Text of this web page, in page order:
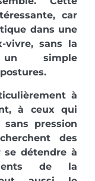
car
dans une
vivre, sans la
simple
à
à ceux qui
pression
des
se détendre à
de la